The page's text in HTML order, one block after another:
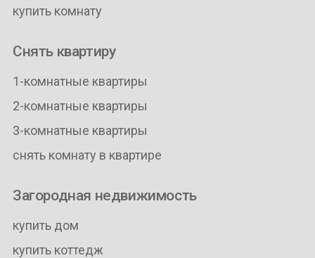
купить комнату
Снять квартиру
1-комнатные квартиры
2-комнатные квартиры
3-комнатные квартиры
снять комнату в квартире
Загородная недвижимость
купить дом
купить коттедж